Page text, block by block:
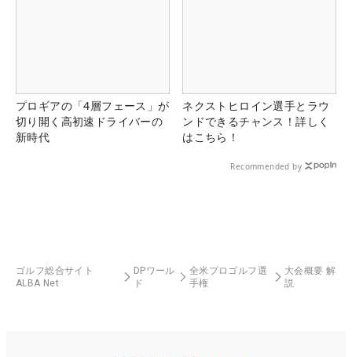
プロギアの「4層フェース」が
切り開く高初速ドライバーの
新時代
ネクストヒロイン選手とラウ
ンドできるチャンス！詳しく
はこちら！
Recommended by
ゴルフ総合サイト
ALBA Net
DPワール
ド
全米プロゴルフ選
手権
大会概要 解
説